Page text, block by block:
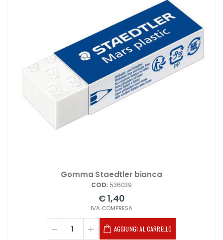
Gomma Staedtler bianca
COD: 536039
€ 1,40
IVA COMPRESA
AGGIUNGI AL CARRELLO